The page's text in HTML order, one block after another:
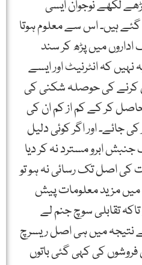
لکھے نوجوان ایسی
گئے ہیں۔ اس سے معلوم ہوتا
میں پڑھ کر سند
کہ انٹرنیٹ اور ایسے
کرنے کی حوصلہ شکنی کی
کر کے کم از کم ان کی
جائے۔ اور اگر کوئی دلیل
ابرو مسترد نہ کر دیا
کی اصل تک رسائی نہ ہو تو
مزید معلومات پیش
تقابلی سوچ جنم لے
نتیجہ میں ہی اصل ریسرچ
کی کہی گئی باتوں